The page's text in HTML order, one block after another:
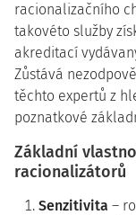
racionalizačního
takovéto služby
akreditací
Zůstává
těchto expertů z
poznatkové
Základní
racionalizátorů
Senzitivita –